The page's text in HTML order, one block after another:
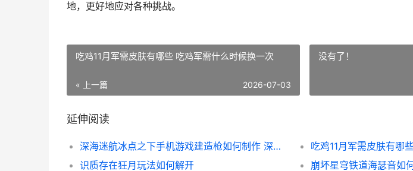
地，更好地应对各种挑战。
吃鸡11月军需皮肤有哪些 吃鸡军需什么时候换一次
« 上一篇 2026-07-03
没有了！
延伸阅读
深海迷航冰点之下手机游戏建造枪如何制作 深海迷航冰点之下先驱者组织
识质存在狂月玩法如何解开